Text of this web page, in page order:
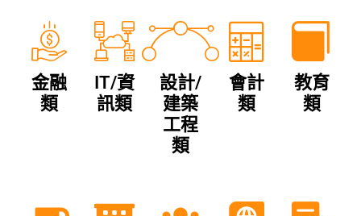
金融
類
IT/資
訊類
設計/
建築
工程
類
會計
類
教育
類